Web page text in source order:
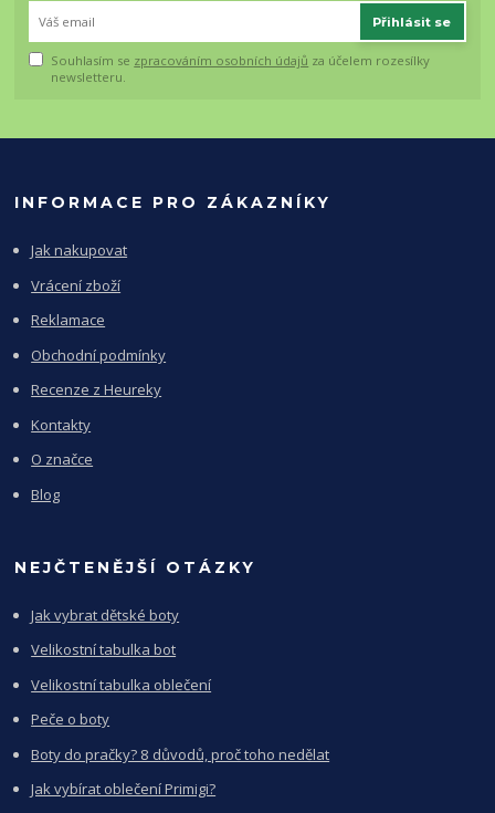
Přihlásit se
Souhlasím se zpracováním osobních údajů za účelem rozesílky
newsletteru.
INFORMACE PRO ZÁKAZNÍKY
Jak nakupovat
Vrácení zboží
Reklamace
Obchodní podmínky
Recenze z Heureky
Kontakty
O značce
Blog
NEJČTENĚJŠÍ OTÁZKY
Jak vybrat dětské boty
Velikostní tabulka bot
Velikostní tabulka oblečení
Peče o boty
Boty do pračky? 8 důvodů, proč toho nedělat
Jak vybírat oblečení Primigi?